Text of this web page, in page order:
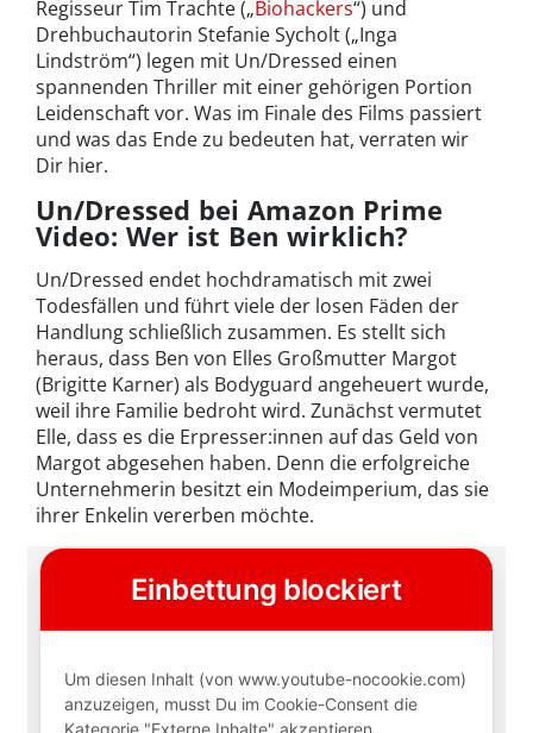
Regisseur Tim Trachte („Biohackers“) und
Drehbuchautorin Stefanie Sycholt („Inga
Lindström“) legen mit Un/Dressed einen
spannenden Thriller mit einer gehörigen Portion
Leidenschaft vor. Was im Finale des Films passiert
und was das Ende zu bedeuten hat, verraten wir
Dir hier.
Un/Dressed bei Amazon Prime
Video: Wer ist Ben wirklich?
Un/Dressed endet hochdramatisch mit zwei
Todesfällen und führt viele der losen Fäden der
Handlung schließlich zusammen. Es stellt sich
heraus, dass Ben von Elles Großmutter Margot
(Brigitte Karner) als Bodyguard angeheuert wurde,
weil ihre Familie bedroht wird. Zunächst vermutet
Elle, dass es die Erpresser:innen auf das Geld von
Margot abgesehen haben. Denn die erfolgreiche
Unternehmerin besitzt ein Modeimperium, das sie
ihrer Enkelin vererben möchte.